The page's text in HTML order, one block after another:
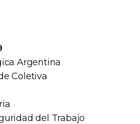
Argentina
Coletiva
del Trabajo